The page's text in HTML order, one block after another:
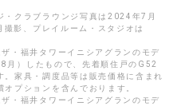
クラブラウンジ写真は2024年7月
影、プレイルーム・スタジオは
・福井タワーイニシアグランのモデ
月）したもので、先着順住戸のG52
家具・調度品等は販売価格に含まれ
プションを含んでおります。
・福井タワーイニシアグランのモデ